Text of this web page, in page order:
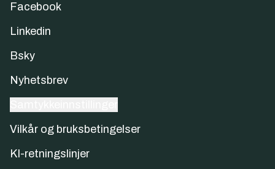
Facebook
Linkedin
Bsky
Nyhetsbrev
Vilkår og bruksbetingelser
KI-retningslinjer